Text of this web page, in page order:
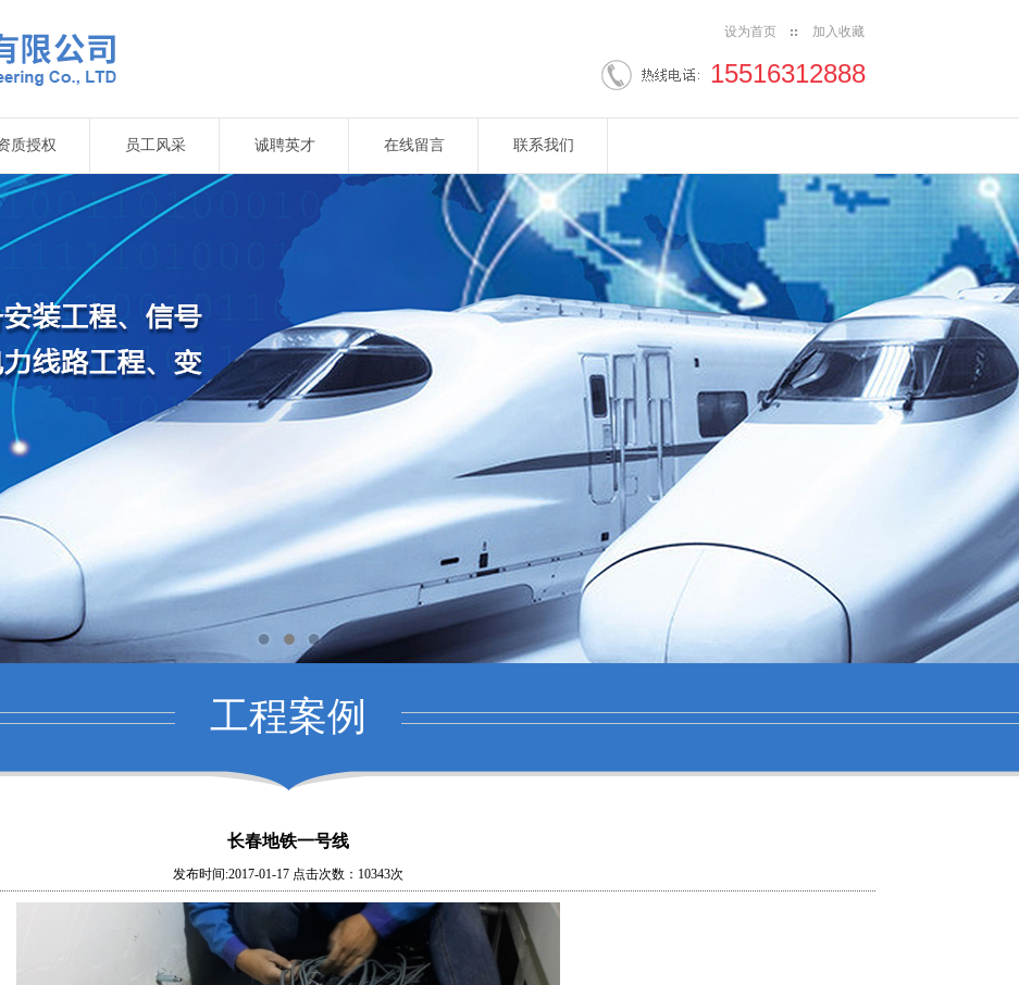
设为首页 加入收藏
15516312888
质授权 员工风采 诚聘英才 在线留言 联系我们
工程案例
长春地铁一号线
发布时间:2017-01-17 点击次数：10343次